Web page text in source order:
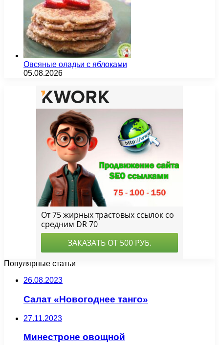
Овсяные оладьи с яблоками
05.08.2026
Популярные статьи
26.08.2023
Салат «Новогоднее танго»
27.11.2023
Минестроне овощной